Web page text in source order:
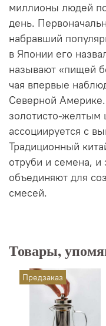
миллионы людей
день.
набравший
в Японии его
называют «пищей
чая впервые
Северной Америке.
золотисто-желтым
ассоциируется с
Традиционный
отруби и семена, и
объединяют для
смесей.
Товары,
Предзаказ